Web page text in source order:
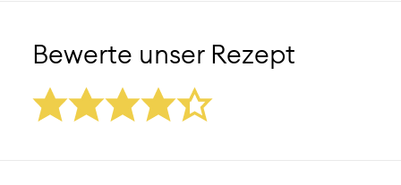
Bewerte unser Rezept